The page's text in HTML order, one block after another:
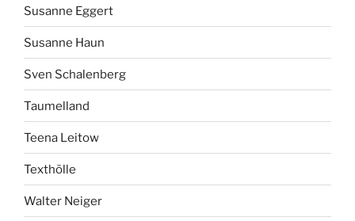
Susanne Eggert
Susanne Haun
Sven Schalenberg
Taumelland
Teena Leitow
Texthölle
Walter Neiger